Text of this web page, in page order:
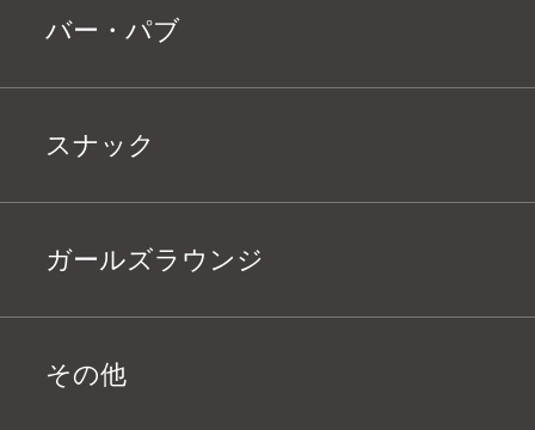
バー・パブ
スナック
ガールズラウンジ
その他